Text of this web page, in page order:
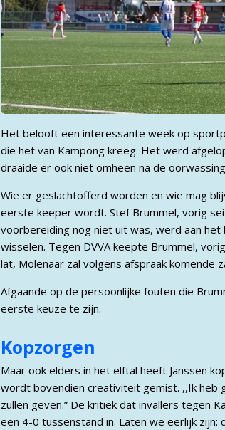
Het belooft een interessante week op
die het van Kampong kreeg. Het werd
draaide er ook niet omheen na de
Wie er geslachtofferd worden en wie mag
eerste keeper wordt. Stef Brummel, vorig
voorbereiding nog niet uit was, werd aan
wisselen. Tegen DVVA keepte Brummel,
lat, Molenaar zal volgens afspraak komende
Afgaande op de persoonlijke fouten die
eerste keuze te zijn.
Kopzorgen
Maar ook elders in het elftal heeft Janssen
wordt bovendien creativiteit gemist. ,,Ik heb
zullen geven.” De kritiek dat invallers tegen
een 4-0 tussenstand in. Laten we eerlijk